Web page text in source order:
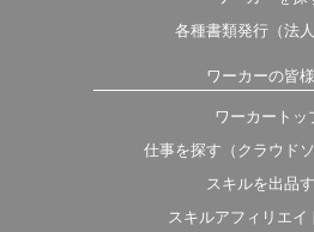
各種書類発行（法人
ワーカーの皆
ワーカートッ
仕事を探す（クラウドソ
スキルを出品
スキルアフィリエイ